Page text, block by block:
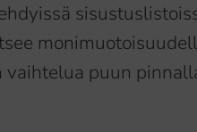
vaihtelua puun